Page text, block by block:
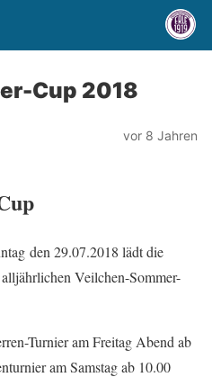
Cup 2018
vor 8 Jahren
den 29.07.2018 lädt die
Veilchen-Sommer-
Turnier am Freitag Abend ab
am Samstag ab 10.00